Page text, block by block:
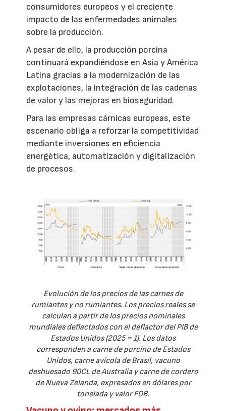
consumidores europeos y el creciente
impacto de las enfermedades animales
sobre la producción.
A pesar de ello, la producción porcina
continuará expandiéndose en Asia y América
Latina gracias a la modernización de las
explotaciones, la integración de las cadenas
de valor y las mejoras en bioseguridad.
Para las empresas cárnicas europeas, este
escenario obliga a reforzar la competitividad
mediante inversiones en eficiencia
energética, automatización y digitalización
de procesos.
Evolución de los precios de las carnes de
rumiantes y no rumiantes. Los precios reales se
calculan a partir de los precios nominales
mundiales deflactados con el deflactor del PIB de
Estados Unidos (2025 = 1). Los datos
corresponden a carne de porcino de Estados
Unidos, carne avícola de Brasil, vacuno
deshuesado 90CL de Australia y carne de cordero
de Nueva Zelanda, expresados en dólares por
tonelada y valor FOB.